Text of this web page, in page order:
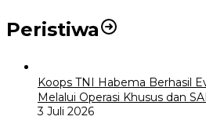
Peristiwa
Koops TNI Habema Berhasil
Melalui Operasi Khusus dan
3 Juli 2026